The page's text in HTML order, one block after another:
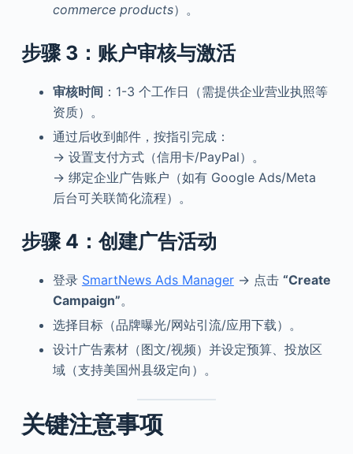
commerce products）。
步骤 3：账户审核与激活
审核时间 ：1-3 个工作日（需提供企业营业执照等
资质）。
通过后收到邮件，按指引完成：
→ 设置支付方式（信用卡/PayPal）。
→ 绑定企业广告账户（如有 Google Ads/Meta
后台可关联简化流程）。
步骤 4：创建广告活动
登录 SmartNews Ads Manager→ 点击 “Create
Campaign”。
选择目标（品牌曝光/网站引流/应用下载）。
设计广告素材（图文/视频）并设定预算、投放区
域（支持美国州县级定向）。
关键注意事项